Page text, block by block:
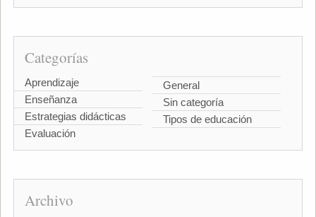
Categorías
Aprendizaje
Enseñanza
Estrategias didácticas
Evaluación
General
Sin categoría
Tipos de educación
Archivo